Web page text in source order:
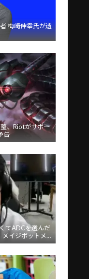
梅崎伸幸氏が逝
、Riotがサポー
告
てADCを選んだ
イジボットメ